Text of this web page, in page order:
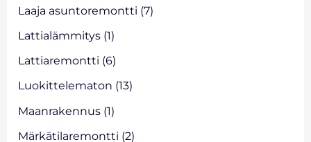
Laaja asuntoremontti (7)
Lattialämmitys (1)
Lattiaremontti (6)
Luokittelematon (13)
Maanrakennus (1)
Märkätilaremontti (2)